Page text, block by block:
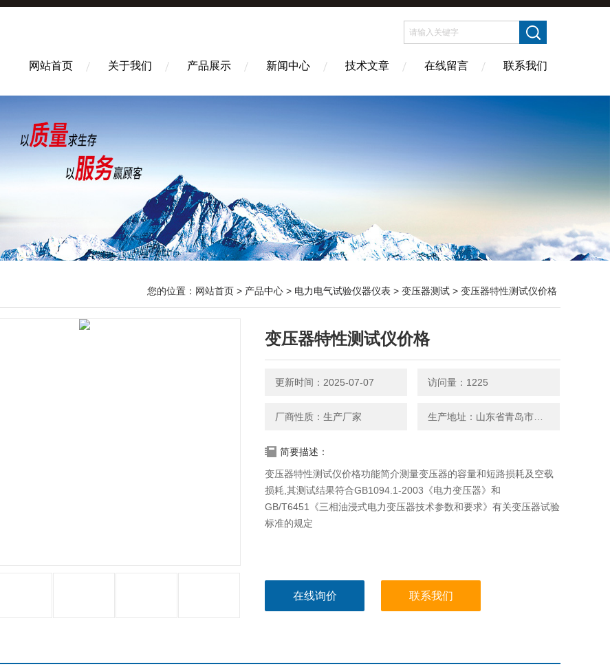
网站首页 关于我们 产品展示 新闻中心 技术文章 在线留言 联系我们
您的位置： 网站首页 > 产品中心 > 电力电气试验仪器仪表 > 变压器测试 > 变压器特性测试仪价格
变压器特性测试仪价格
更新时间：2025-07-07 访问量：1225
厂商性质：生产厂家
简要描述：
变压器特性测试仪价格功能简介测量变压器的容量和短路损耗及空载
损耗,其测试结果符合GB1094.1-2003《电力变压器》和
GB/T6451《三相油浸式电力变压器技术参数和要求》有关变压器试验
标准的规定
在线询价 联系我们